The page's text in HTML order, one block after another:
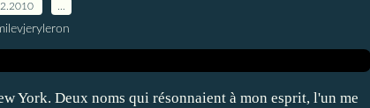
York. Deux noms qui résonnaient à mon esprit, l'un me